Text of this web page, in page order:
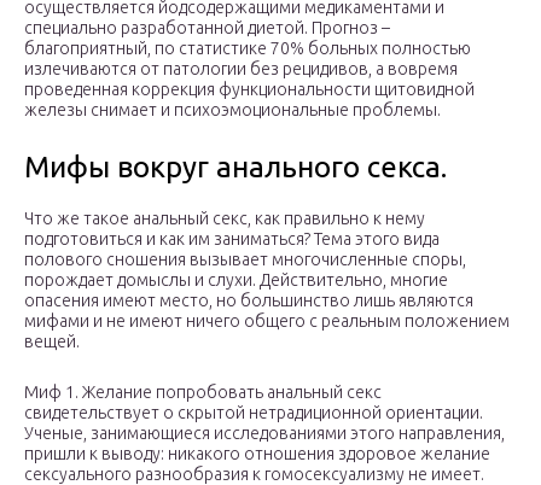
осуществляется йодсодержащими медикаментами и
специально разработанной диетой. Прогноз –
благоприятный, по статистике 70% больных полностью
излечиваются от патологии без рецидивов, а вовремя
проведенная коррекция функциональности щитовидной
железы снимает и психоэмоциональные проблемы.
Мифы вокруг анального секса.
Что же такое анальный секс, как правильно к нему
подготовиться и как им заниматься? Тема этого вида
полового сношения вызывает многочисленные споры,
порождает домыслы и слухи. Действительно, многие
опасения имеют место, но большинство лишь являются
мифами и не имеют ничего общего с реальным положением
вещей.
Миф 1. Желание попробовать анальный секс
свидетельствует о скрытой нетрадиционной ориентации.
Ученые, занимающиеся исследованиями этого направления,
пришли к выводу: никакого отношения здоровое желание
сексуального разнообразия к гомосексуализму не имеет.